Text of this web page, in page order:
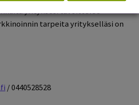
yrityksesi tavoittelee
tarpeita yritykselläsi on
/ 0440528528